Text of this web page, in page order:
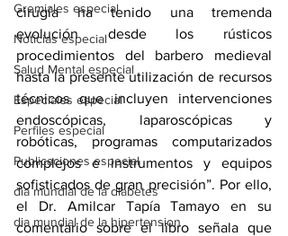
Gremiales especial
Noticias especial
Salud Mental especial
Especiales especial
Perfiles especial
Publicaciones especial
dia mundial de la diabetes
dia mundial de la hipertension
cirugía ha tenido una tremenda
evolución desde los rústicos
procedimientos del barbero medieval
hasta la presente utilización de recursos
técnicos que incluyen intervenciones
endoscópicas, laparoscópicas y
robóticas, programas computarizados
complejos e instrumentos y equipos
sofisticados de gran precisión”. Por ello,
el Dr. Amilcar Tapía Tamayo en su
comentario sobre el libro señala que